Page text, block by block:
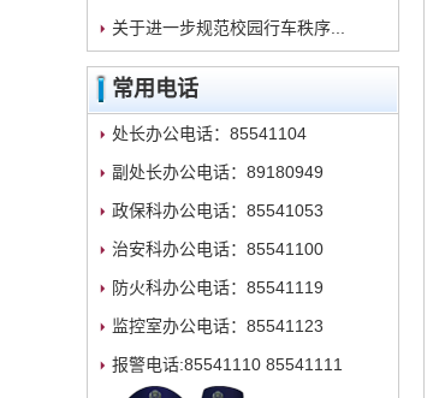
关于进一步规范校园行车秩序...
常用电话
处长办公电话：85541104
副处长办公电话：89180949
政保科办公电话：85541053
治安科办公电话：85541100
防火科办公电话：85541119
监控室办公电话：85541123
报警电话:85541110 85541111